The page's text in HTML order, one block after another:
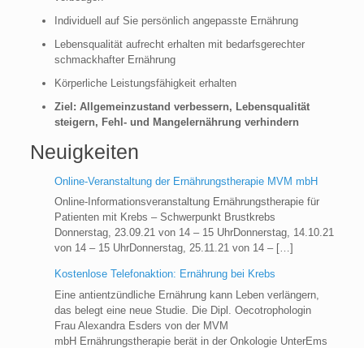
Individuell auf Sie persönlich angepasste Ernährung
Lebensqualität aufrecht erhalten mit bedarfsgerechter
schmackhafter Ernährung
Körperliche Leistungsfähigkeit erhalten
Ziel: Allgemeinzustand verbessern, Lebensqualität
steigern, Fehl- und Mangelernährung verhindern
Neuigkeiten
Online-Veranstaltung der Ernährungstherapie MVM mbH
Online-Informationsveranstaltung Ernährungstherapie für
Patienten mit Krebs – Schwerpunkt Brustkrebs
Donnerstag, 23.09.21 von 14 – 15 UhrDonnerstag, 14.10.21
von 14 – 15 UhrDonnerstag, 25.11.21 von 14 –[…]
Kostenlose Telefonaktion: Ernährung bei Krebs
Eine antientzündliche Ernährung kann Leben verlängern,
das belegt eine neue Studie. Die Dipl. Oecotrophologin
Frau Alexandra Esders von der MVM
mbH Ernährungstherapie berät in der Onkologie UnterEms